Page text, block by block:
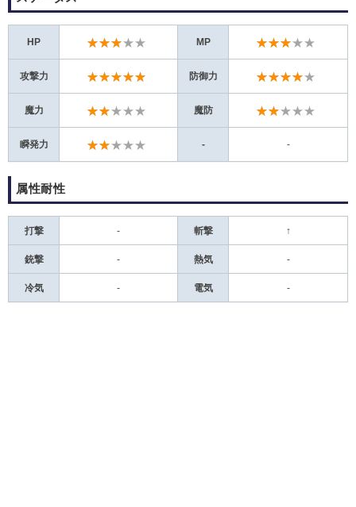
HP ★★★★★ MP ★★★★★
攻撃力 ★★★★★ 防御力 ★★★★★
魔力 ★★★★★ 魔防 ★★★★★
瞬発力 ★★★★★ - -
属性耐性
打撃 - 斬撃 ↑
銃撃 - 熱気 -
冷気 - 電気 -